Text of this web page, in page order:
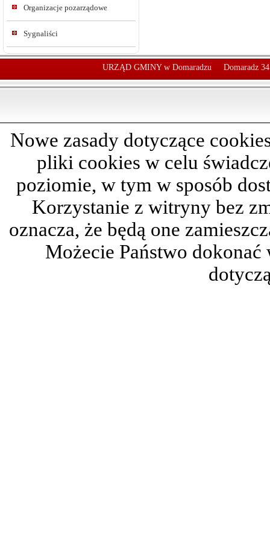
Organizacje pozarządowe
Sygnaliści
URZĄD GMINY w Domaradzu Domaradz
Nowe zasady dotyczące
pliki cookies w celu
poziomie, w tym w sposób
Korzystanie z witryny bez
oznacza, że będą one
Możecie Państwo